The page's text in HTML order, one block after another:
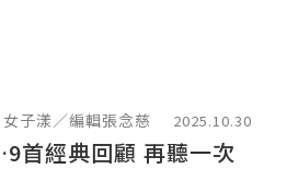
女子漾／編輯張念慈 2025.10.30
首經典回顧 再聽一次